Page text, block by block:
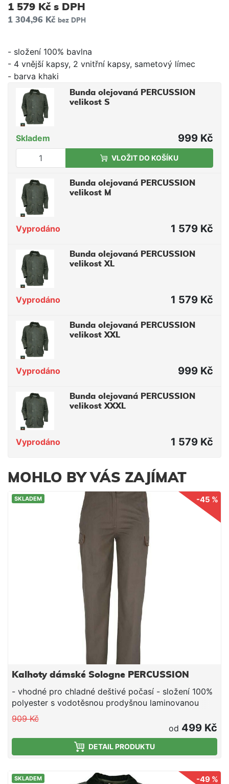
1 579 Kč s DPH
1 304,96 Kč bez DPH
- složení 100% bavlna
- 4 vnější kapsy, 2 vnitřní kapsy, sametový límec
- barva khaki
Bunda olejovaná PERCUSSION
velikost S
Skladem 999 Kč
VLOŽIT DO KOŠÍKU
Bunda olejovaná PERCUSSION
velikost M
Vyprodáno 1 579 Kč
Bunda olejovaná PERCUSSION
velikost XL
Vyprodáno 1 579 Kč
Bunda olejovaná PERCUSSION
velikost XXL
Vyprodáno 999 Kč
Bunda olejovaná PERCUSSION
velikost XXXL
Vyprodáno 1 579 Kč
MOHLO BY VÁS ZAJÍMAT
SKLADEM -45 %
Kalhoty dámské Sologne PERCUSSION
- vhodné pro chladné deštivé počasí - složení 100%
polyester s vodotěsnou prodyšnou laminovanou
membránou, vodotěsné švy - podšívka 65%
polyester, 35% bavlna - 6 kapes, kapsička na nůž,
neklouzavý elastický pas, zipy na kotnících
909 Kč
od 499 Kč
DETAIL PRODUKTU
SKLADEM -49 %